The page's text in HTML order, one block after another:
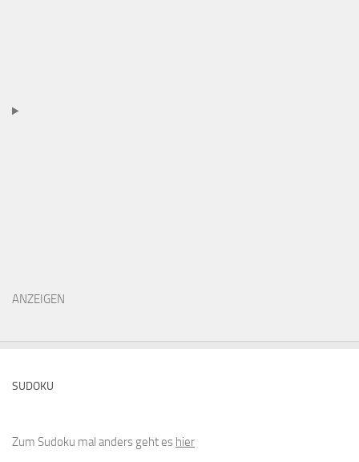
ANZEIGEN
SUDOKU
Zum Sudoku mal anders geht es hier